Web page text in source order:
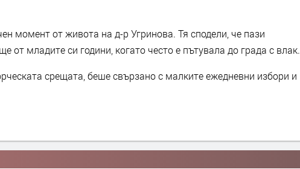
момент от живота на д-р Угринова. Тя сподели, че пази
от младите си години, когато често е пътувала до града с влак.
срещата, беше свързано с малките ежедневни избори и